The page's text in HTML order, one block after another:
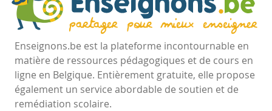
Enseignons.be est la plateforme incontournable en
matière de ressources pédagogiques et de cours en
ligne en Belgique. Entièrement gratuite, elle propose
également un service abordable de soutien et de
remédiation scolaire.